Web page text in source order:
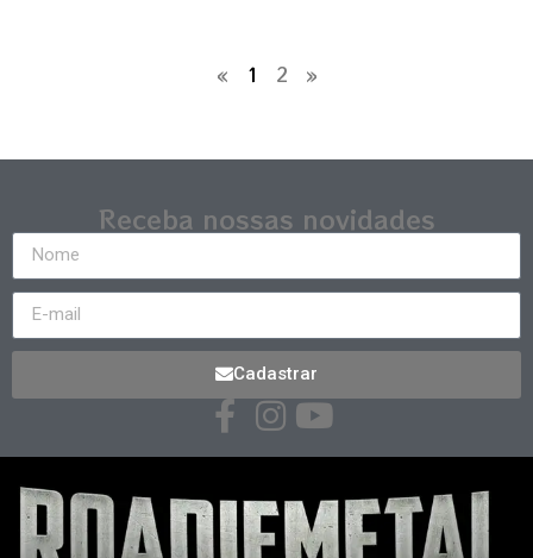
« 1 2 »
Receba nossas novidades
Cadastrar